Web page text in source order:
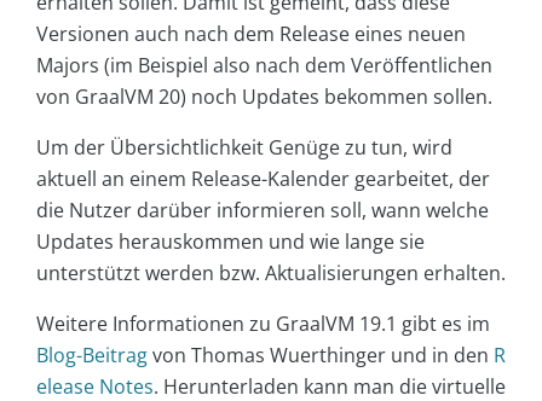
Versionen auch nach dem Release eines neuen
Majors (im Beispiel also nach dem Veröffentlichen
von GraalVM 20) noch Updates bekommen sollen.
Um der Übersichtlichkeit Genüge zu tun, wird
aktuell an einem Release-Kalender gearbeitet, der
die Nutzer darüber informieren soll, wann welche
Updates herauskommen und wie lange sie
unterstützt werden bzw. Aktualisierungen erhalten.
Weitere Informationen zu GraalVM 19.1 gibt es im
Blog-Beitragvon Thomas Wuerthinger und in den R
elease Notes. Herunterladen kann man die virtuelle